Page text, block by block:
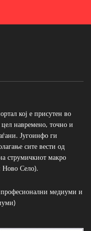
кој е присутен во
навремено, точно и
Југоинфо ги
сите вести од
струмичкиот макро
Ново Село).
професионални медиуми и